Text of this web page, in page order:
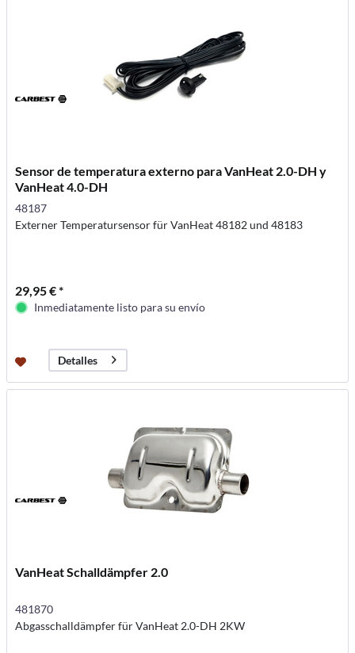
Sensor de temperatura externo para VanHeat 2.0-DH y
VanHeat 4.0-DH
48187
Externer Temperatursensor für VanHeat 48182 und 48183
29,95 € *
Inmediatamente listo para su envío
Detalles
VanHeat Schalldämpfer 2.0
481870
Abgasschalldämpfer für VanHeat 2.0-DH 2KW